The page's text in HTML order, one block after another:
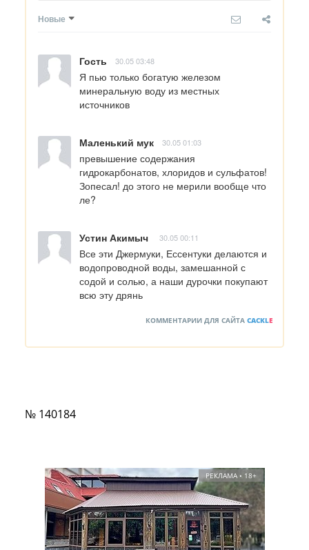
Новые
Гость 30.05 03:48
Я пью только богатую железом
минеральную воду из местных
источников
Маленький мук 30.05 01:03
превышение содержания
гидрокарбонатов, хлоридов и сульфатов!
Зопесал! до этого не мерили вообще что
ле?
Устин Акимыч 30.05 00:11
Все эти Джермуки, Ессентуки делаются и
водопроводной воды, замешанной с
содой и солью, а наши дурочки покупают
всю эту дрянь
КОММЕНТАРИИ ДЛЯ САЙТА CACKLE
№ 140184
РЕКЛАМА • 18+